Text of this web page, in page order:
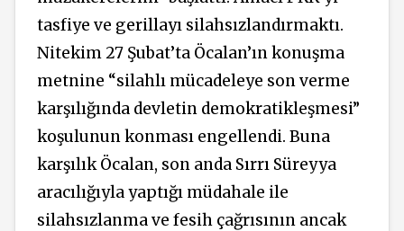
tasfiye ve gerillayı silahsızlandırmaktı.
Nitekim 27 Şubat’ta Öcalan’ın konuşma
metnine “silahlı mücadeleye son verme
karşılığında devletin demokratikleşmesi”
koşulunun konması engellendi. Buna
karşılık Öcalan, son anda Sırrı Süreyya
aracılığıyla yaptığı müdahale ile
silahsızlanma ve fesih çağrısının ancak